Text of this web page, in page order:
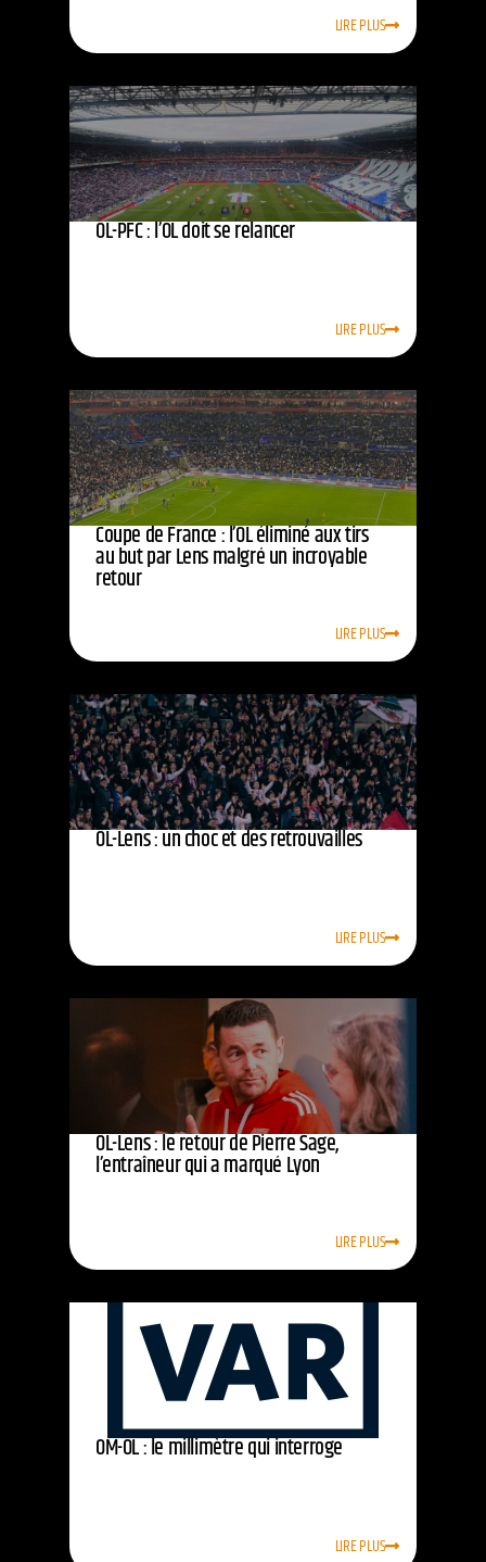
LIRE PLUS
OL-PFC : l’OL doit se relancer
LIRE PLUS
Coupe de France : l’OL éliminé aux tirs
au but par Lens malgré un incroyable
retour
LIRE PLUS
OL-Lens : un choc et des retrouvailles
LIRE PLUS
OL-Lens : le retour de Pierre Sage,
l’entraîneur qui a marqué Lyon
LIRE PLUS
OM-OL : le millimètre qui interroge
LIRE PLUS